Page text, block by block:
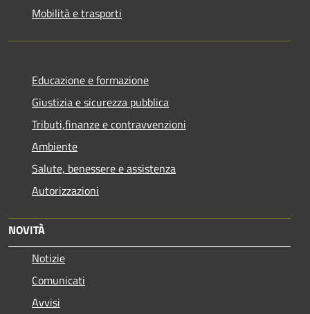
Mobilità e trasporti
Educazione e formazione
Giustizia e sicurezza pubblica
Tributi,finanze e contravvenzioni
Ambiente
Salute, benessere e assistenza
Autorizzazioni
NOVITÀ
Notizie
Comunicati
Avvisi